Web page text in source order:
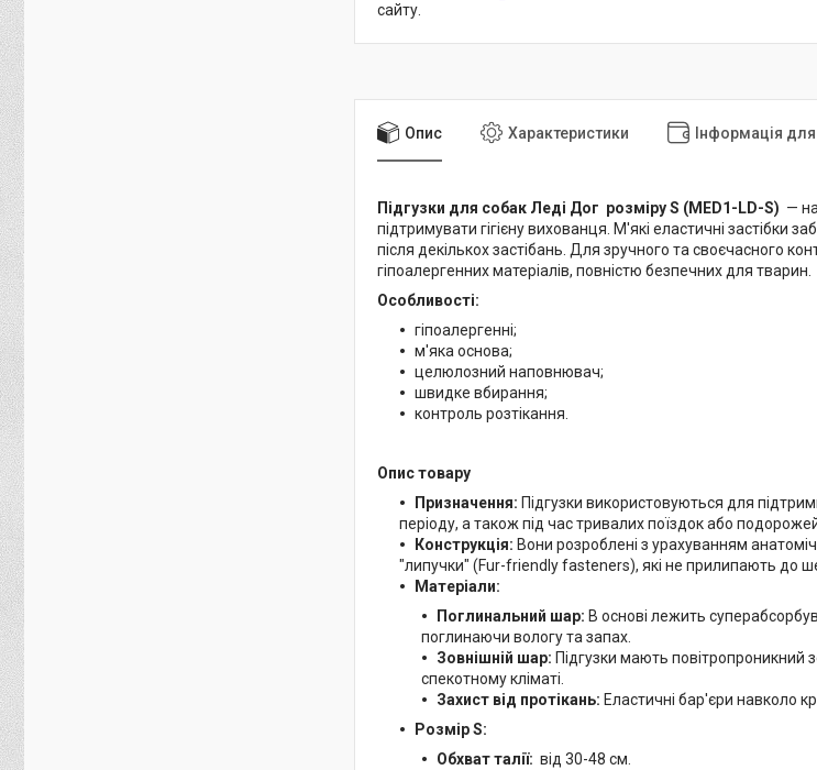
сайту.
Опис Характеристики Інформація
Підгузки для собак Леді Дог розміру S (MED1-LD-S) —
підтримувати гігієну вихованця. М'які еластичні застібки
після декількох застібань. Для зручного та своєчасного
гіпоалергенних матеріалів, повністю безпечних для тварин.
Особливості:
гіпоалергенні;
м'яка основа;
целюлозний наповнювач;
швидке вбирання;
контроль розтікання.
Опис товару
Призначення: Підгузки використовуються для
періоду, а також під час тривалих поїздок або
Конструкція: Вони розроблені з урахуванням
"липучки" (Fur-friendly fasteners), які не прилипають до
Матеріали:
Поглинальний шар: В основі лежить
поглинаючи вологу та запах.
Зовнішній шар: Підгузки мають повітропроникний
спекотному кліматі.
Захист від протікань: Еластичні бар'єри навколо
Розмір S:
Обхват талії: від 30-48 см.